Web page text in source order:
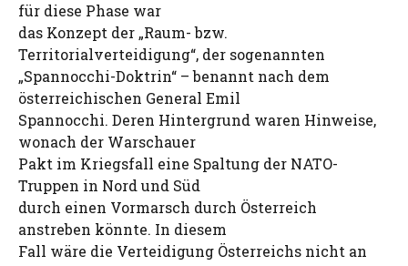
für diese Phase war
das Konzept der „Raum- bzw.
Territorialverteidigung“, der sogenannten
„Spannocchi-Doktrin“ – benannt nach dem
österreichischen General Emil
Spannocchi. Deren Hintergrund waren Hinweise,
wonach der Warschauer
Pakt im Kriegsfall eine Spaltung der NATO-
Truppen in Nord und Süd
durch einen Vormarsch durch Österreich
anstreben könnte. In diesem
Fall wäre die Verteidigung Österreichs nicht an